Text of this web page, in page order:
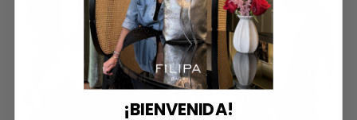
¡BIENVENIDA!